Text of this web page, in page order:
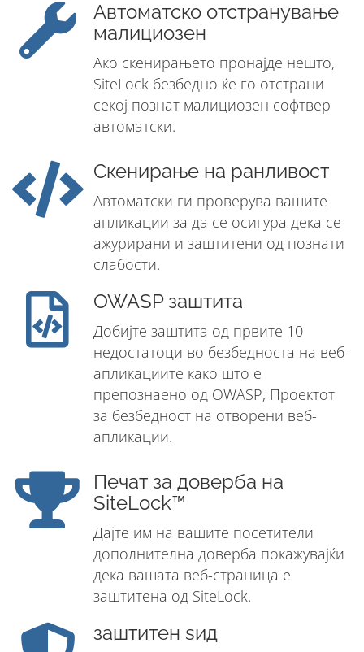
Автоматско отстранување
малициозен
Ако скенирањето пронајде нешто,
SiteLock безбедно ќе го отстрани
секој познат малициозен софтвер
автоматски.
Скенирање на ранливост
Автоматски ги проверува вашите
апликации за да се осигура дека се
ажурирани и заштитени од познати
слабости.
OWASP заштита
Добијте заштита од првите 10
недостатоци во безбедноста на веб-
апликациите како што е
препознаено од OWASP, Проектот
за безбедност на отворени веб-
апликации.
Печат за доверба на
SiteLock™
Дајте им на вашите посетители
дополнителна доверба покажувајќи
дека вашата веб-страница е
заштитена од SiteLock.
заштитен ѕид